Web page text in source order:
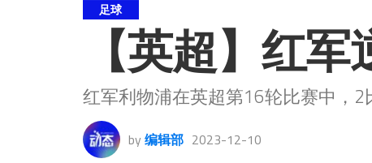
足球
【英超】红
红军利物浦在英超第16轮比赛中，
by 编辑部 2023-12-10